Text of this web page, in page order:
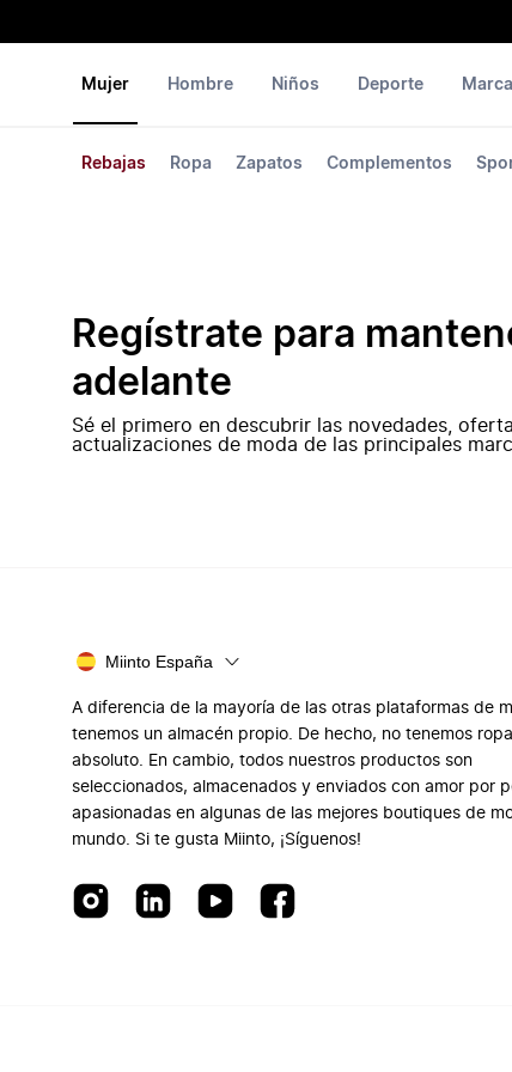
Mujer
Rebajas Ropa Zapatos Complementos
Hombre Niños Deporte
Regístrate para
adelante
Sé el primero en descubrir las novedades,
actualizaciones de moda de las principales
Miinto España
A diferencia de la mayoría de las otras plataformas de
tenemos un almacén propio. De hecho, no tenemos
absoluto. En cambio, todos nuestros productos son
seleccionados, almacenados y enviados con amor por
apasionadas en algunas de las mejores boutiques de
mundo. Si te gusta Miinto, ¡Síguenos!